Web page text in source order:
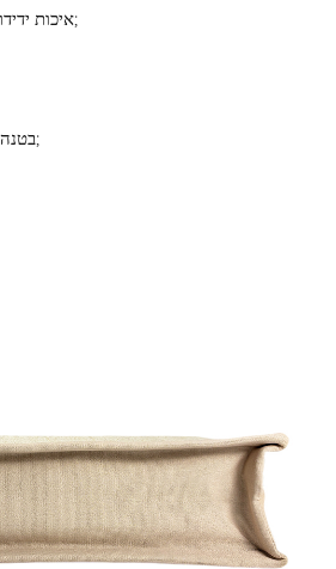
איכות ידידותית לסביבה ואיכות עמידה;
בטנה קלה לניקוי, נוחה לתחזוקה;